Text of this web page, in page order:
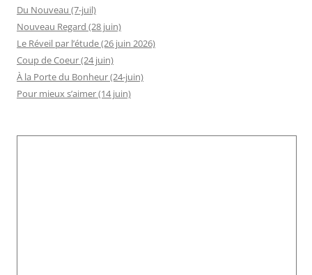
Du Nouveau (7-juil)
Nouveau Regard (28 juin)
Le Réveil par l’étude (26 juin 2026)
Coup de Coeur (24 juin)
À la Porte du Bonheur (24-juin)
Pour mieux s’aimer (14 juin)